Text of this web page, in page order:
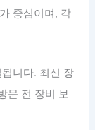
중심이며, 각
니다. 최신 장
문 전 장비 보